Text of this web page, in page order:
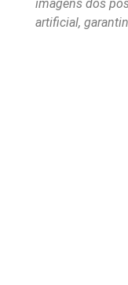
imagens dos
artificial,